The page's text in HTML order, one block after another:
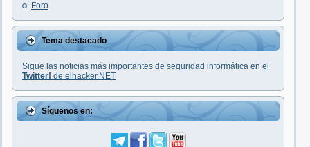
Foro
Tema destacado
Sigue las noticias más importantes de seguridad informática en el
Twitter! de elhacker.NET
Síguenos en: